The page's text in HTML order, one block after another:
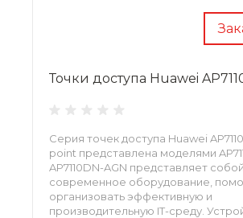
Точки доступа Huawei
Серия точек доступа Huawei
point представлена моделями
AP7110DN-AGN представляет собой
современное оборудование,
организовать эффективную и
производительную IT-среду.